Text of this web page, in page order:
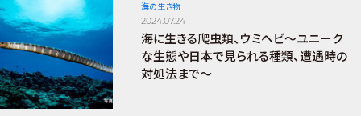
海の生き物
2024.07.24
海に生きる爬虫類、ウミヘビ～ユニーク
な生態や日本で見られる種類、遭遇時の
対処法まで～